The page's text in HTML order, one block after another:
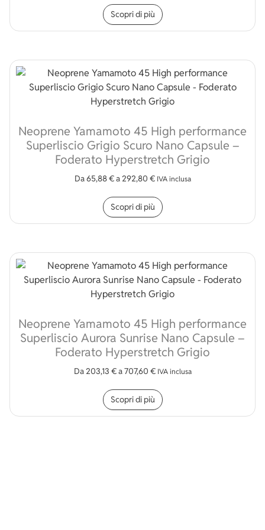
Scopri di più
Neoprene Yamamoto 45 High performance
Superliscio Grigio Scuro Nano Capsule –
Foderato Hyperstretch Grigio
Da65,88€a292,80 € IVA inclusa
Scopri di più
Neoprene Yamamoto 45 High performance
Superliscio Aurora Sunrise Nano Capsule –
Foderato Hyperstretch Grigio
Da203,13 €a707,60 € IVA inclusa
Scopri di più